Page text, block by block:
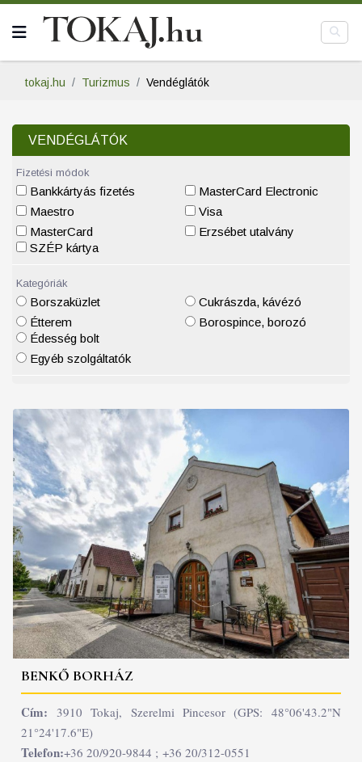
tokaj.hu Turizmus Vendéglátók
VENDÉGLÁTÓK
Fizetési módok
Bankkártyás fizetés
Maestro
MasterCard
MasterCard Electronic
Visa
Erzsébet utalvány
SZÉP kártya
Kategóriák
Borszaküzlet
Étterem
Cukrászda, kávézó
Borospince, borozó
Édesség bolt
Egyéb szolgáltatók
BENKŐ BORHÁZ
Cím: 3910 Tokaj, Szerelmi Pincesor (GPS: 48°06'43.2"N
21°24'17.6"E)
Telefon:+36 20/920-9844 ; +36 20/312-0551